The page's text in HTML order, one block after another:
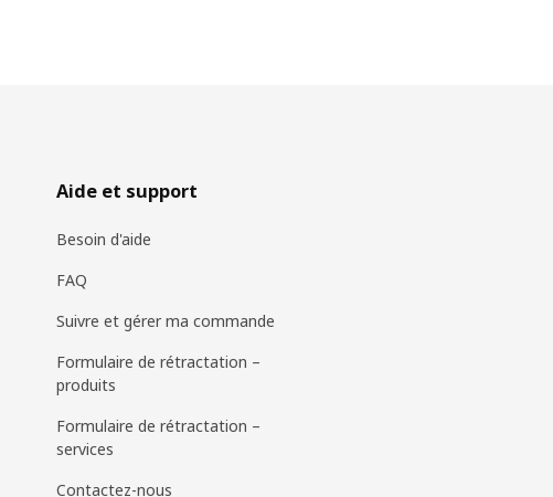
Aide et support
Besoin d'aide
FAQ
Suivre et gérer ma commande
Formulaire de rétractation –
produits
Formulaire de rétractation –
services
Contactez-nous